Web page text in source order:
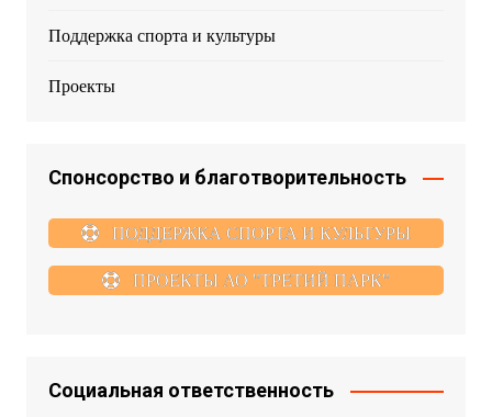
Поддержка спорта и культуры
Проекты
Спонсорство и благотворительность
ПОДДЕРЖКА СПОРТА И КУЛЬТУРЫ
ПРОЕКТЫ АО "ТРЕТИЙ ПАРК"
Социальная ответственность